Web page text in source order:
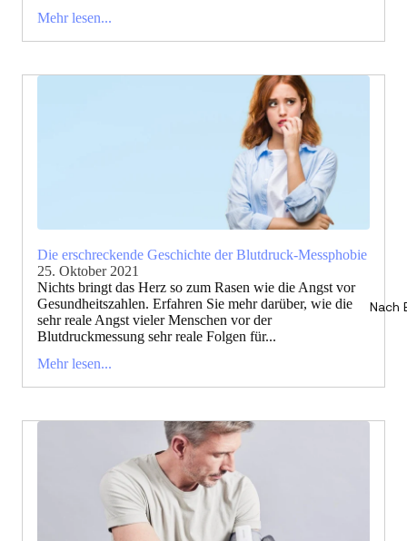
Nach
Mehr lesen...
Die erschreckende Geschichte der Blutdruck-Messphobie
25. Oktober 2021
Nichts bringt das Herz so zum Rasen wie die Angst vor
Gesundheitszahlen. Erfahren Sie mehr darüber, wie die
sehr reale Angst vieler Menschen vor der
Blutdruckmessung sehr reale Folgen für...
Mehr lesen...